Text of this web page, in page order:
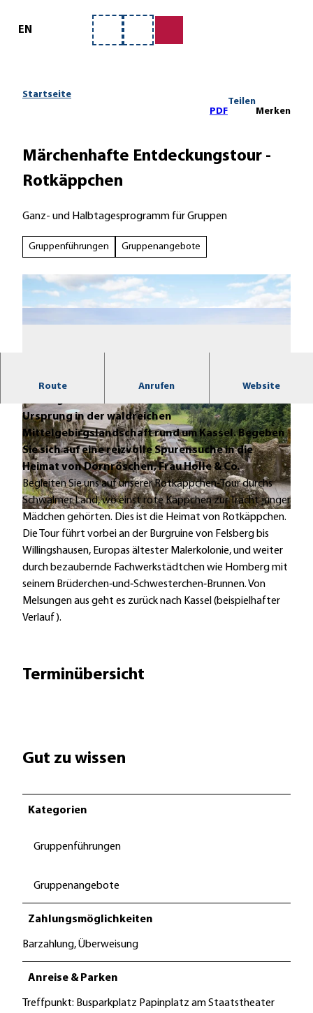
EN
Merkzettel
Suche
Startseite
PDF
Teilen
Merken
Märchenhafte Entdeckungstour -
Rotkäppchen
Ganz- und Halbtagesprogramm für Gruppen
Gruppenführungen Gruppenangebote
© GrimmHeimat NordHessen |CC0
© TAG Naturpark Habichtswald e.V., Michael Neumann | CC-BY
Route Anrufen Website
Viele der von den Brüdern Grimm
Ursprung in der waldreichen
Mittelgebirgslandschaft rund um Kassel. Begeben
Sie sich auf eine reizvolle Spurensuche in die
Heimat von Dornröschen, Frau Holle & Co.
Begleiten Sie uns auf unserer Rotkäppchen‐Tour durchs
Schwälmer Land, wo einst rote Käppchen zur Tracht junger
Mädchen gehörten. Dies ist die Heimat von Rotkäppchen.
Die Tour führt vorbei an der Burgruine von Felsberg bis
Willingshausen, Europas ältester Malerkolonie, und weiter
durch bezaubernde Fachwerkstädtchen wie Homberg mit
seinem Brüderchen‐und‐Schwesterchen‐Brunnen. Von
Melsungen aus geht es zurück nach Kassel (beispielhafter
Verlauf).
Terminübersicht
Gut zu wissen
Kategorien
Gruppenführungen
Gruppenangebote
Zahlungsmöglichkeiten
Barzahlung, Überweisung
Anreise & Parken
Treffpunkt: Busparkplatz Papinplatz am Staatstheater